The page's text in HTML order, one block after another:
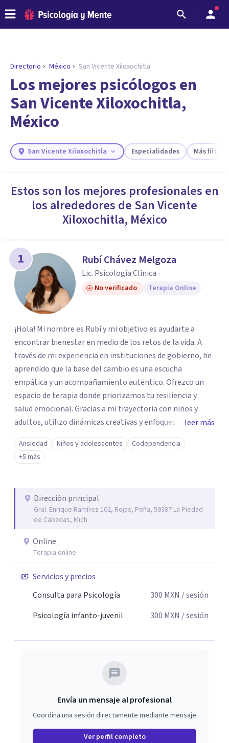
ENCONTRAR MI TERAPEUTA
¿Necesitas ayuda para encontrar el
psicólogo adecuado?
Responde a unas breves preguntas y te ofreceremos
los profesionales que más se ajustan a tus
Responder cuestionario
Directorio México San Vicente Xiloxochitla
Los mejores psicólogos en
San Vicente Xiloxochitla,
México
San Vicente Xiloxochitla Especialidades Más filtros
Estos son los mejores profesionales en
los alrededores de San Vicente
Xiloxochitla, México
1 Rubí Chávez Melgoza
Lic. Psicología Clínica
No verificado Terapia Online
¡Hola! Mi nombre es Rubí y mi objetivo es ayudarte a
encontrar bienestar en medio de los retos de la vida. A
través de mi experiencia en instituciones de gobierno, he
aprendido que la base del cambio es una escucha
empática y un acompañamiento auténtico. ​Ofrezco un
espacio de terapia donde priorizamos tu resiliencia y
salud emocional. Gracias a mi trayectoria con niños y
adultos, utilizo dinámicas creativas y enfoques adaptados
a tus necesidades específicas. Estoy aquí para escucharte
y brindarte las herramientas necesarias para fortalecer
tu paz mental.
leer más
Ansiedad Niños y adolescentes
Codependencia
+5 más
Dirección principal
Gral. Enrique Ramírez 102, Rojas, Peña, 59387 La Piedad
de Cabadas, Mich.
Online
Terapia online
Servicios y precios
Consulta para Psicología
300 MXN / sesión
Psicología infanto-juvenil
300 MXN / sesión
Envía un mensaje al profesional
Coordina una sesión directamente mediante mensaje
Ver perfil completo